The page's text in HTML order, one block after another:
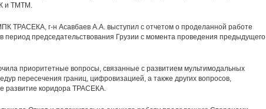
и ТМТМ.
ТРАСЕКА, г-н Асавбаев А.А. выступил с отчетом о проделанной работе
период председательствования Грузии с момента проведения предыдущего
приоритетные вопросы, связанные с развитием мультимодальных
пересечения границ, цифровизацией, а также других вопросов,
развитие коридора ТРАСЕКА.